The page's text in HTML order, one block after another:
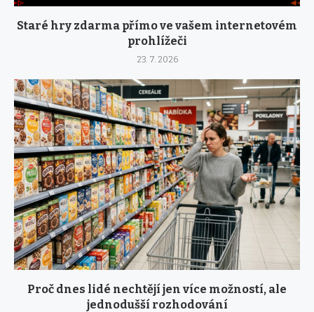
Staré hry zdarma přímo ve vašem internetovém
prohlížeči
23. 7. 2026
Proč dnes lidé nechtějí jen více možností, ale
jednodušší rozhodování